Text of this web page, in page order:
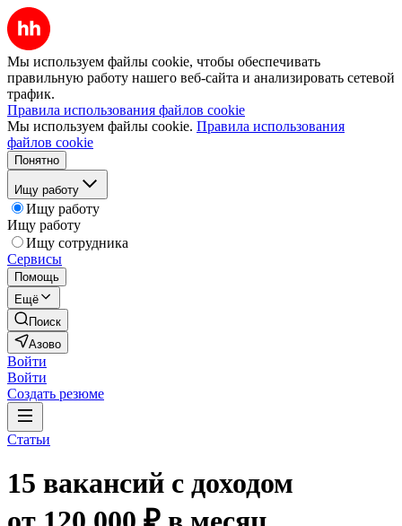
Мы используем файлы cookie, чтобы обеспечивать
правильную работу нашего веб-сайта и анализировать сетевой
трафик.
Правила использования файлов cookie
Мы используем файлы cookie. Правила использования
файлов cookie
Понятно
Ищу работу
Ищу работу
Ищу работу
Ищу сотрудника
Сервисы
Помощь
Ещё
Поиск
Азово
Войти
Войти
Создать резюме
Статьи
15 вакансий с доходом